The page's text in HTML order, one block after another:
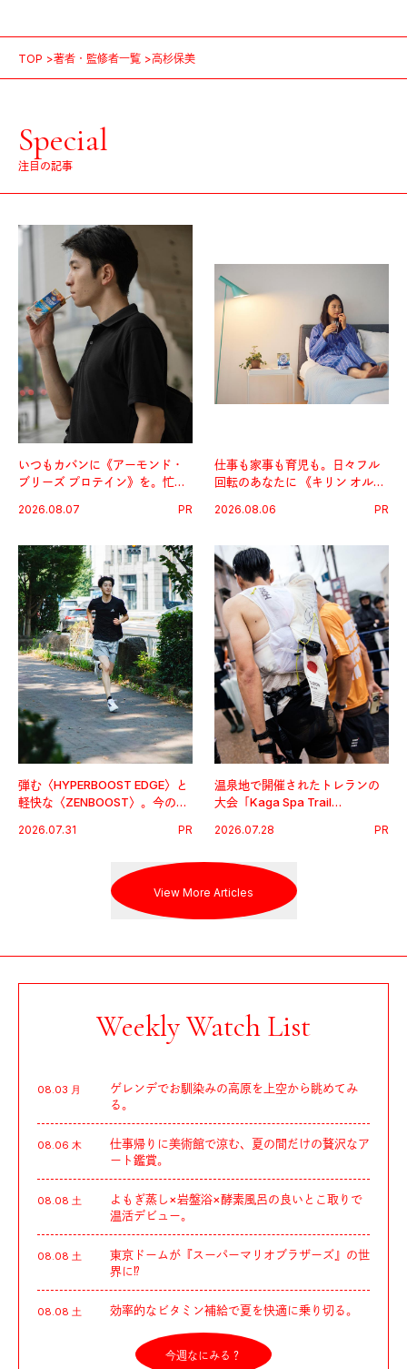
TOP 著者・監修者一覧 高杉保美
Special
注目の記事
いつもカバンに《アーモンド・
ブリーズ プロテイン》を。忙し
グ習慣。
2026.08.07 PR
仕事も家事も育児も。日々フル
回転のあなたに 《キリン オルニ
2026.08.06 PR
弾む〈HYPERBOOST EDGE〉と
軽快な〈ZENBOOST〉。今の時
出した新機軸。
2026.07.31 PR
温泉地で開催されたトレランの
大会「Kaga Spa Trail
戦を夢見るランナーたちの奮闘
2026.07.28 PR
View More Articles
Weekly Watch List
08.03 月
ゲレンデでお馴染みの高原を上空から眺めてみ
る。
08.06 木
仕事帰りに美術館で涼む、夏の間だけの贅沢なア
ート鑑賞。
08.08 土
よもぎ蒸し×岩盤浴×酵素風呂の良いとこ取りで
温活デビュー。
08.08 土
東京ドームが『スーパーマリオブラザーズ』の世
界に⁉︎
08.08 土 効率的なビタミン補給で夏を快適に乗り切る。
今週なにみる？